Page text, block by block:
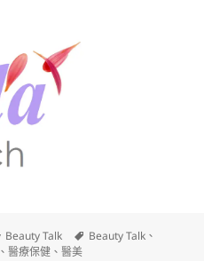
分
類
Beauty Talk
標
Beauty Talk 、
、醫療保健 、醫美